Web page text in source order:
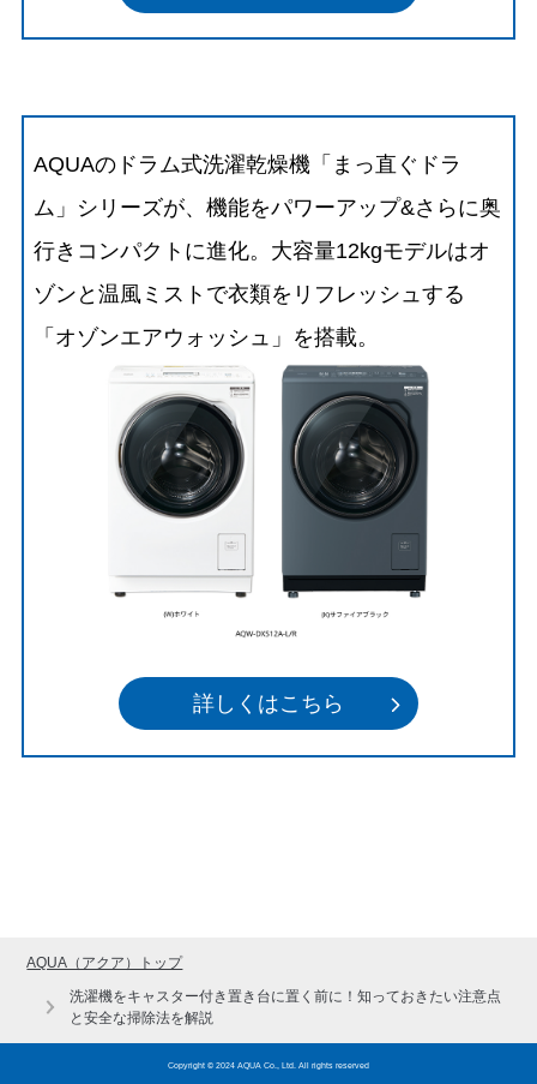
AQUAのドラム式洗濯乾燥機「まっ直ぐドラ
ム」シリーズが、機能をパワーアップ&さらに奥
行きコンパクトに進化。大容量12kgモデルはオ
ゾンと温風ミストで衣類をリフレッシュする
「オゾンエアウォッシュ」を搭載。
詳しくはこちら
AQUA（アクア）トップ
洗濯機をキャスター付き置き台に置く前に！知っておきたい注意点
と安全な掃除法を解説
Copyright ©︎ 2024 AQUA Co., Ltd. All rights reserved